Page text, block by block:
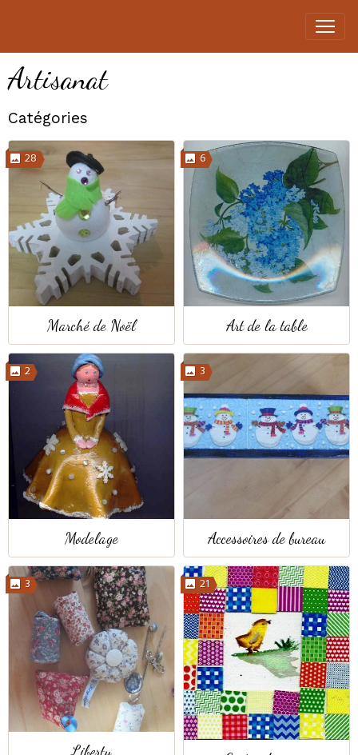
Artisanat
Catégories
28
Marché de Noël
6
Art de la table
2
Modelage
3
Accessoires de bureau
3
Liberty
21